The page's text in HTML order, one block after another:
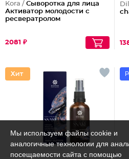
Kora / Сыворотка для лица
Активатор молодости с
ресвератролом
2081 ₽
Мы используем файлы cookie и
аналогичные технологии для
посещаемости сайта с помощью